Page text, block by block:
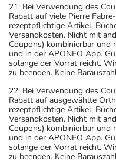
21: Bei Verwendung des
Rabatt auf viele Pierre
rezeptpflichtige Artikel,
Versandkosten. Nicht mit
Coupons) kombinierbar und
und in der APONEO App.
solange der Vorrat reicht.
zu beenden. Keine
22: Bei Verwendung des
Rabatt auf ausgewählte
rezeptpflichtige Artikel,
Versandkosten. Nicht mit
Coupons) kombinierbar und
und in der APONEO App.
solange der Vorrat reicht.
zu beenden. Keine